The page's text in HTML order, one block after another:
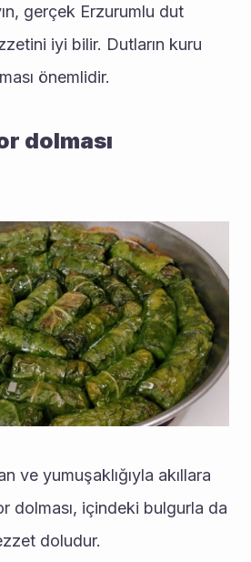
gerçek Erzurumlu dut
iyi bilir. Dutların kuru
önemlidir.
dolması
ve yumuşaklığıyla akıllara
dolması, içindeki bulgurla da
doludur.